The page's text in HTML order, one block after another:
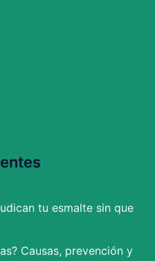
tu esmalte sin que
Causas, prevención y